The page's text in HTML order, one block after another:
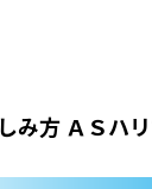
み方 ＡＳハ